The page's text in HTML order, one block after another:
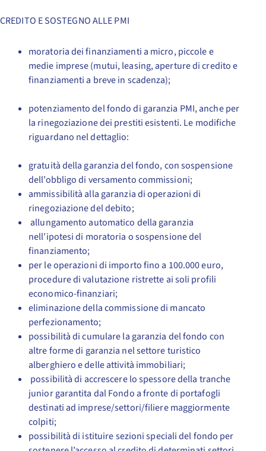
CREDITO E SOSTEGNO ALLE PMI
moratoria dei finanziamenti a micro, piccole e
medie imprese (mutui, leasing, aperture di credito e
finanziamenti a breve in scadenza);
potenziamento del fondo di garanzia PMI, anche per
la rinegoziazione dei prestiti esistenti. Le modifiche
riguardano nel dettaglio:
gratuità della garanzia del fondo, con sospensione
dell’obbligo di versamento commissioni;
ammissibilità alla garanzia di operazioni di
rinegoziazione del debito;
allungamento automatico della garanzia
nell’ipotesi di moratoria o sospensione del
finanziamento;
per le operazioni di importo fino a 100.000 euro,
procedure di valutazione ristrette ai soli profili
economico-finanziari;
eliminazione della commissione di mancato
perfezionamento;
possibilità di cumulare la garanzia del fondo con
altre forme di garanzia nel settore turistico
alberghiero e delle attività immobiliari;
possibilità di accrescere lo spessore della tranche
junior garantita dal Fondo a fronte di portafogli
destinati ad imprese/settori/filiere maggiormente
colpiti;
possibilità di istituire sezioni speciali del fondo per